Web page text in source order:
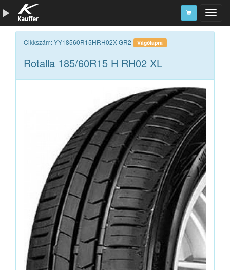
Szerszámkatalógus
Kosár
Alkatrészek
Cikkszám: YY18560R15HRH02X-GR2 Vágólapra
Rotalla 185/60R15 H RH02 XL